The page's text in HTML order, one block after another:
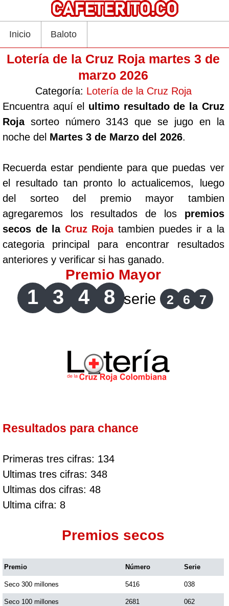
Inicio Baloto
Lotería de la Cruz Roja martes 3 de
marzo 2026
Categoría: Lotería de la Cruz Roja
Encuentra aquí el ultimo resultado de la Cruz
Rojasorteo número 3143 que se jugo en la
noche del Martes 3 de Marzo del 2026.
Recuerda estar pendiente para que puedas ver
el resultado tan pronto lo actualicemos, luego
del sorteo del premio mayor tambien
agregaremos los resultados de los premios
secos de la Cruz Rojatambien puedes ir a la
categoria principal para encontrar resultados
anteriores y verificar si has ganado.
Premio Mayor
1 3 4 8 serie 2 6 7
Resultados para chance
Primeras tres cifras: 134
Ultimas tres cifras: 348
Ultimas dos cifras: 48
Ultima cifra: 8
Premios secos
Premio Número Serie
Seco 300 millones 5416 038
Seco 100 millones 2681 062